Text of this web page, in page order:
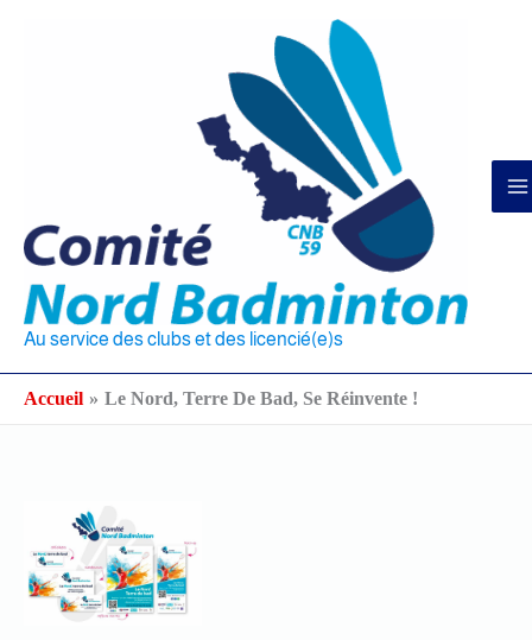
Au service des clubs et des licencié(e)s
Accueil Le Nord, Terre De Bad, Se Réinvente !